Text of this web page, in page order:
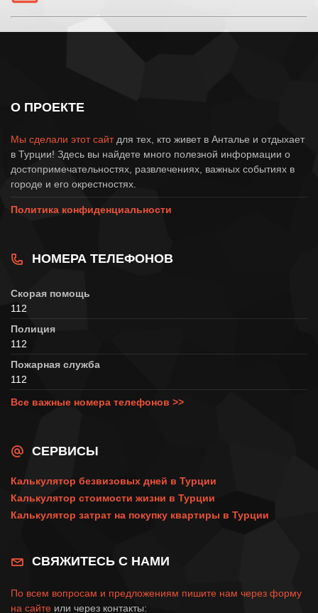
О ПРОЕКТЕ
Мы сделали этот сайтдля тех, кто живет в Анталье и отдыхает
в Турции! Здесь вы найдете много полезной информации о
достопримечательностях, развлечениях, важных событиях в
городе и его окрестностях.
Политика конфиденциальности
НОМЕРА ТЕЛЕФОНОВ
Скорая помощь
112
Полиция
112
Пожарная служба
112
Все важные номера телефонов >>
СЕРВИСЫ
Калькулятор безвизовых дней в Турции
Калькулятор стоимости жизни в Турции
Калькулятор затрат на покупку квартиры в Турции
СВЯЖИТЕСЬ С НАМИ
По всем вопросам и предложениям пишите нам через форму
на сайте или через контакты: